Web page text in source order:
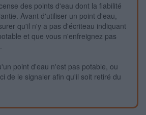
des points d'eau dont la fiabilité
Avant d'utiliser un point d'eau,
qu'il n'y a pas d'écriteau indiquant
et que vous n'enfreignez pas
point d'eau n'est pas potable, ou
de le signaler afin qu'il soit retiré du